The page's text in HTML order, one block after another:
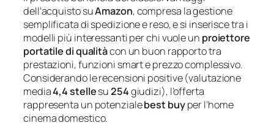
dell’acquisto suAmazon, compresa la gestione
semplificata di spedizione e reso, e si inserisce tra i
modelli più interessanti per chi vuole un proiettore
portatile di qualitàcon un buon rapporto tra
prestazioni, funzioni smart e prezzo complessivo.
Considerando le recensioni positive (valutazione
media4,4 stellesu254giudizi), l’offerta
rappresenta un potenzialebest buyper l’home
cinema domestico.